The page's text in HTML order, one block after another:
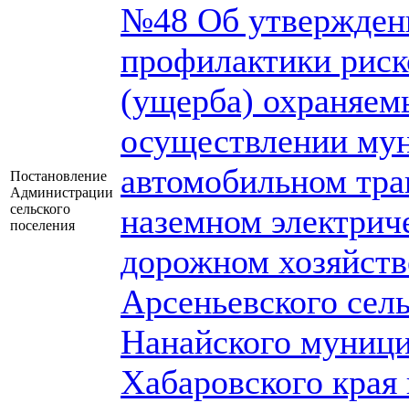
Постановление
Администрации
сельского
поселения
№48 Об
профилактики
(ущерба)
осуществлении
автомобильном
наземном
дорожном
Арсеньевского
Нанайского
Хабаровского